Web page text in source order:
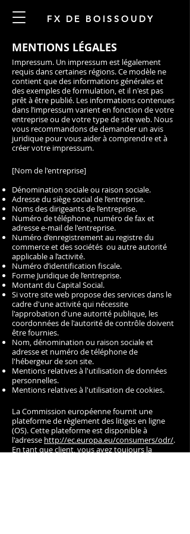
FX DE BOISSOUDY
MENTIONS LÉGALES
Impressum. Un impressum est légalement
requis dans certaines régions. Ce modèle ne
contient que des informations générales et
des exemples de formulation, et il n'est pas
prêt à être publié. Les informations contenues
dans l’impressum varient en fonction de votre
entreprise ou de votre type de site web. Nous
vous recommandons de demander un avis
juridique pour vous aider à comprendre et à
créer votre impressum.
[Nom de l'entreprise]
Dénomination sociale ou raison sociale.
Adresse du siège social de l’entreprise.
Noms des dirigeants de l’entreprise.
Numéro de téléphone, numéro de fax et
adresse e-mail de l'entreprise.
Numéro d’enregistrement au registre du
commerce et des sociétés ou autre autorité
applicable a l’activité.
Numéro d’identification fiscale.
Forme Juridique de l’entreprise.
Montant du Capital Social.
Si votre site web propose des services dans le
cadre d'une activité qui nécessite
l'approbation d'une autorité publique, les
coordonnées de l'autorité de contrôle doivent
être fournies. ​​​
Nom, dénomination ou raison sociale et
adresse et numéro de téléphone de
l'hébergeur de son site.
Mentions relatives à l'utilisation de données
personnelles.
Mentions relatives à l'utilisation de cookies.
La Commission européenne fournit une
plateforme de règlement des litiges en ligne
(OS). Cette plateforme est disponible à
l'adresse http://ec.europa.eu/consumers/odr/.
En tant que client, vous avez toujours la